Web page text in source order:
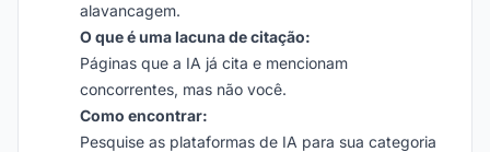
alavancagem.
O que é uma lacuna de citação:
Páginas que a IA já cita e mencionam
concorrentes, mas não você.
Como encontrar:
Pesquise as plataformas de IA para sua categoria